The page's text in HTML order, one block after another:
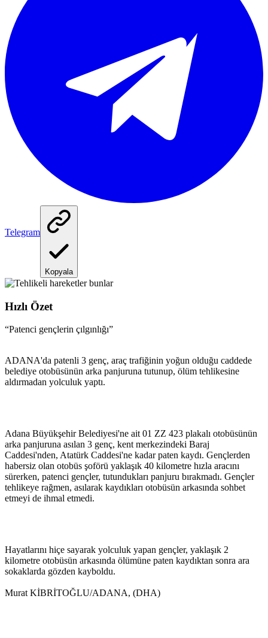
Telegram
Kopyala
Hızlı Özet
“Patenci gençlerin çılgınlığı”
ADANA'da patenli 3 genç, araç trafiğinin yoğun olduğu caddede
belediye otobüsünün arka panjuruna tutunup, ölüm tehlikesine
aldırmadan yolculuk yaptı.
Adana Büyükşehir Belediyesi'ne ait 01 ZZ 423 plakalı otobüsünün
arka panjuruna asılan 3 genç, kent merkezindeki Baraj
Caddesi'nden, Atatürk Caddesi'ne kadar paten kaydı. Gençlerden
habersiz olan otobüs şoförü yaklaşık 40 kilometre hızla aracını
sürerken, patenci gençler, tutundukları panjuru bırakmadı. Gençler
tehlikeye rağmen, asılarak kaydıkları otobüsün arkasında sohbet
etmeyi de ihmal etmedi.
Hayatlarını hiçe sayarak yolculuk yapan gençler, yaklaşık 2
kilometre otobüsün arkasında ölümüne paten kaydıktan sonra ara
sokaklarda gözden kayboldu.
Murat KİBRİTOĞLU/ADANA, (DHA)